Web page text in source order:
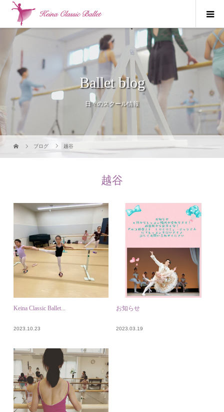
Ballet blog
日々のスクール情報
ブログ 越谷
越谷
Keina Classic Ballet...
2023.10.23
お知らせ
2023.03.19